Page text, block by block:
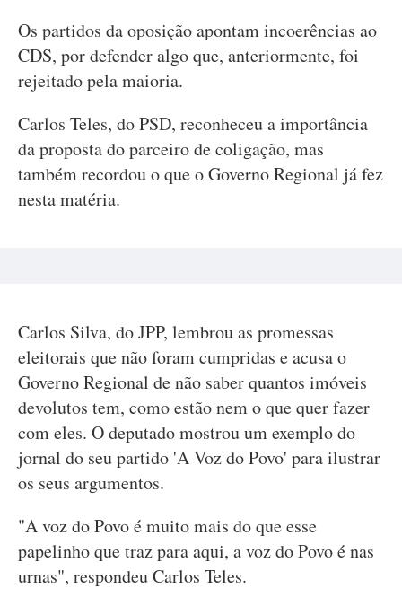
Os partidos da oposição apontam incoerências ao
CDS, por defender algo que, anteriormente, foi
rejeitado pela maioria.
Carlos Teles, do PSD, reconheceu a importância
da proposta do parceiro de coligação, mas
também recordou o que o Governo Regional já fez
nesta matéria.
Carlos Silva, do JPP, lembrou as promessas
eleitorais que não foram cumpridas e acusa o
Governo Regional de não saber quantos imóveis
devolutos tem, como estão nem o que quer fazer
com eles. O deputado mostrou um exemplo do
jornal do seu partido 'A Voz do Povo' para ilustrar
os seus argumentos.
"A voz do Povo é muito mais do que esse
papelinho que traz para aqui, a voz do Povo é nas
urnas", respondeu Carlos Teles.